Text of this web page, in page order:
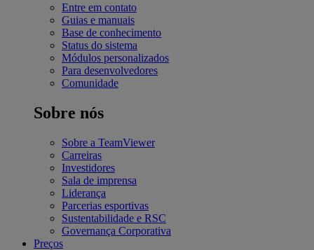
Entre em contato
Guias e manuais
Base de conhecimento
Status do sistema
Módulos personalizados
Para desenvolvedores
Comunidade
Sobre nós
Sobre a TeamViewer
Carreiras
Investidores
Sala de imprensa
Liderança
Parcerias esportivas
Sustentabilidade e RSC
Governança Corporativa
Preços